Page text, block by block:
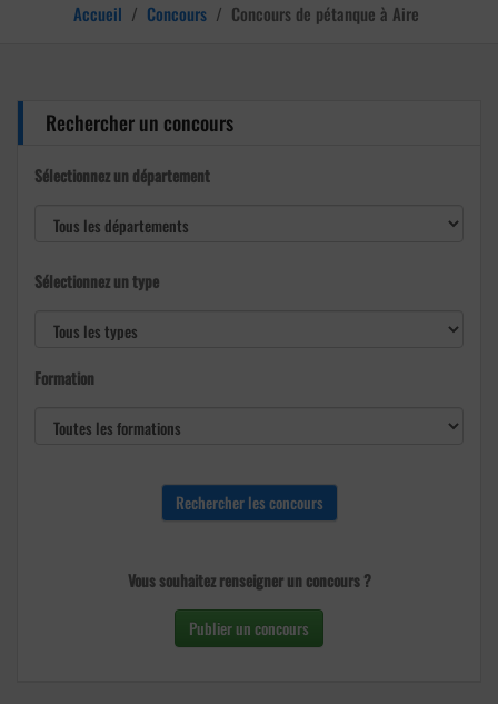
Accueil / Concours / Concours de pétanque à Aire
Rechercher un concours
Sélectionnez un département
Sélectionnez un type
Formation
Vous souhaitez renseigner un concours ?
Publier un concours